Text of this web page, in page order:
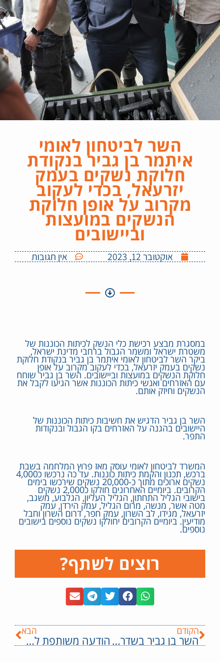
השר לביטחון לאומי
איתמר בן גביר בנקודת
חלוקת נשקים בעמק
יזרעאל, בכדי לעקוב
מקרוב על אופן חלוקת
הנשקים במועצות
וביישובים
אוקטובר 12, 2023 אין תגובות
במסגרת מבצע רכישת כלי הנשק לכיתות הכוננות של
משטרת ישראל ומשמר הגבול ברחבי מדינת ישראל,
ביקר השר לביטחון לאומי איתמר בן גביר בנקודת חלוקת
נשקים בעמק יזרעאל, בכדי לעקוב מקרוב על אופן
חלוקת הנשקים במועצות וביישובים. השר בן גביר שוחח
עם האזרחים ואנשי כיתות הכוננות אשר הגיעו לקבל את
הנשקים וחיזק אותם.
השר בן גביר הדגיש את חשיבות כיתות הכוננות של
היישובים בהגנה על האזרחים בקו הגבול ובנקודות
התפר.
המשרד לביטחון לאומי עוסק מאז פרוץ המלחמה בשבת
ברכש, תכנון והקמת כיתות כוננות. עד כה נרכשו כ4,000
נשקים ארוכים מתוך כ-20,000 נשקים שירכשו בימים
הקרובים. ביומיים האחרונים חולקו כ2,000 נשקים
בישובי הגליל התחתון, הגליל העליון, הגלבוע, משגב,
מטה אשר, מנשה, מרום הגליל, עמק הירדן, עמק
יזרעאל, מגידו, לב השרון, עמק חפר, דרום השרון וחבל
מודיעין. ביומיים הקרובים יחולקו נשקים נוספים בישובים
נוספים.
רוצים לשתף?
הקודם
השר בן גביר בשדרות: החלטנו כבר היום להפוך את שדרות ליישוב זכאי – כל תושב העיר מהיום יוכל לשאת נשק
הבא
הודעה משותפת למשרד לביטחון לאומי ומשטרת ישראל: במסגרת מלחמת 'חרבות ברזל', פרויקט כיתות הכוננות יורחב למגזר העירוני